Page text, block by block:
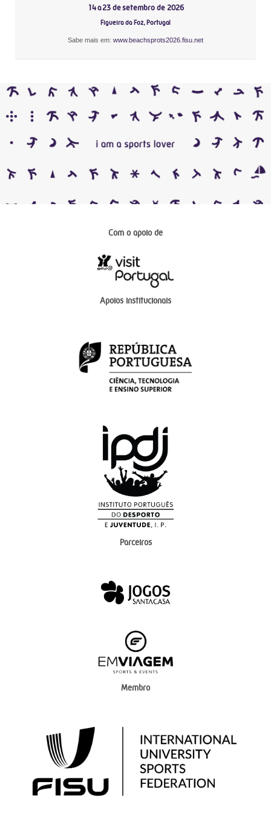
14 a 23 de setembro de 2026
Figueira da Foz, Portugal
Sabe mais em: www.beachsprots2026.fisu.net
Com o apoio de
Apoios institucionais
Parceiros
Membro